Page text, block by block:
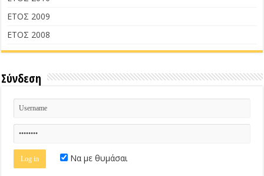
ΕΤΟΣ 2009
ΕΤΟΣ 2008
Σύνδεση
Να με θυμάσαι